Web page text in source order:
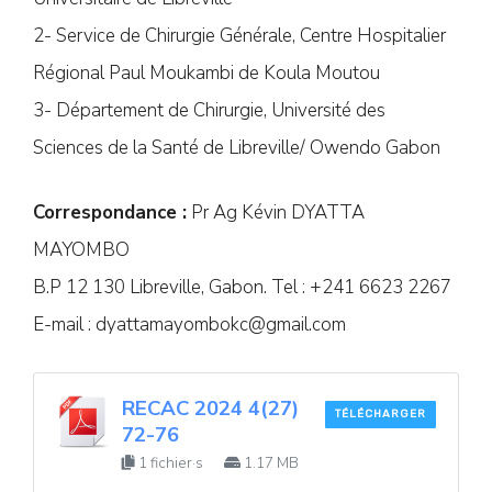
2- Service de Chirurgie Générale, Centre Hospitalier
Régional Paul Moukambi de Koula Moutou
3- Département de Chirurgie, Université des
Sciences de la Santé de Libreville/ Owendo Gabon
Correspondance : Pr Ag Kévin DYATTA
MAYOMBO
B.P 12 130 Libreville, Gabon. Tel : +241 6623 2267
E-mail : dyattamayombokc@gmail.com
RECAC 2024 4(27)
72-76
1 fichier·s 1.17 MB
TÉLÉCHARGER